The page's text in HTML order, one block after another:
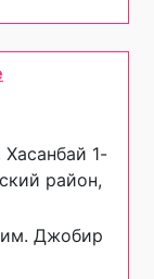
Хасанбай 1-
район,
Джобир